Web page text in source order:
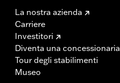
La nostra azienda
Carriere
Investitori
Diventa una concessionaria
Tour degli stabilimenti
Museo